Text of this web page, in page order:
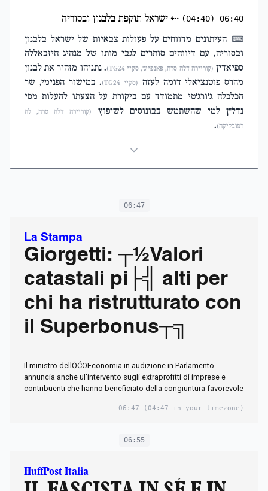
06:40
(04:40)
⇠ישראל תוקפת בלבנון ובסוריה
⌨ העיתונים מדווחים על פעולות צבאיות של ישראל בלבנון
ובסוריה, עם דיווחים סותרים לגבי מותו של מנהיג חיזבאללה
ספיאדין (קוריירה דלה סרה, פאנפייג', סקיי TG24)
. נתניהו מזהיר את לבנון
מהרס פוטנציאלי דומה לעזה (סקיי TG24)
. במישור הפנימי, שר
הכלכלה ג'ורג'טי מתמודד עם ביקורת על הצעתו להעלות מסי
נדל"ן למי שהשתמש בבונוסים לשיפוץ
(קוריירה דלה סרה, לה
רפובליקה).
06:47
La Stampa
Giorgetti: ┬½Valori
catastali pi├╣ alti per
chi ha ristrutturato con
il Superbonus┬╗
Il ministro dellŌĆÖEconomia in audizione in Parlamento
annuncia anche ul'intervento sugli extraprofitti di imprese e
contribuenti che hanno beneficiato della congiuntura favorevole
06:47 (04:47 in your timezone)
06:55
HuffPost Italia